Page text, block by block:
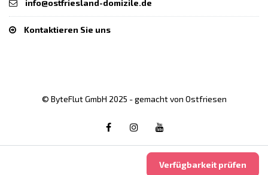
Verfügbarkeit prüfen
info@ostfriesland-domizile.de
Kontaktieren Sie uns
© ByteFlut GmbH 2025 - gemacht von Ostfriesen